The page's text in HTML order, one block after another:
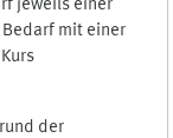
jeweils einer
mit einer
der